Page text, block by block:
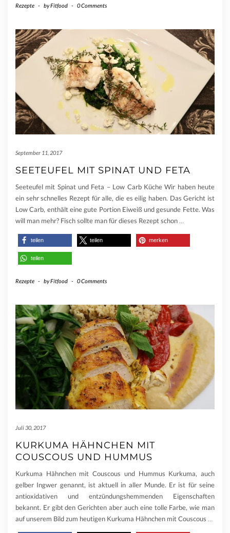
Rezepte - byFitfood - 0 Comments
September 11, 2017
SEETEUFEL MIT SPINAT UND FETA
Seeteufel mit Spinat und Feta – Low Carb Küche Wir haben heute
ein sehr schnelles Rezept für alle, die es eilig haben. Das Gericht ist
Low Carb, enthält eine gute Portion Eiweiß und gesunde Fette. Was
will man mehr? Fisch sollte man für dieses Rezept schon
teilen teilen merken
teilen
Rezepte - byFitfood - 0 Comments
Juli 30, 2017
KURKUMA HÄHNCHEN MIT
COUSCOUS UND HUMMUS
Kurkuma Hähnchen mit Couscous und Hummus Kurkuma, auch
gelber Ingwer genannt, ist aktuell in aller Munde. Er ist für seine
antioxidativen und entzündungshemmenden Eigenschaften
bekannt. Er gibt den Gerichten aber auch eine tolle Farbe, wie man
auf unserem Bild zum heutigen Kurkuma Hähnchen mit Couscous